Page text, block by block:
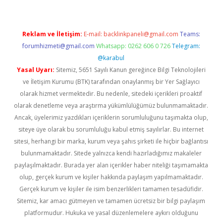
Reklam ve İletişim: E-mail: backlinkpaneli@gmail.com Teams:
forumhizmeti@gmail.com Whatsapp: 0262 606 0 726 Telegram:
@karabul
Yasal Uyarı: Sitemiz, 5651 Sayılı Kanun gereğince Bilgi Teknolojileri
ve İletişim Kurumu (BTK) tarafından onaylanmış bir Yer Sağlayıcı
olarak hizmet vermektedir. Bu nedenle, sitedeki içerikleri proaktif
olarak denetleme veya araştırma yükümlülüğümüz bulunmamaktadır.
Ancak, üyelerimiz yazdıkları içeriklerin sorumluluğunu taşımakta olup,
siteye üye olarak bu sorumluluğu kabul etmiş sayılırlar. Bu internet
sitesi, herhangi bir marka, kurum veya şahıs şirketi ile hiçbir bağlantısı
bulunmamaktadır. Sitede yalnızca kendi hazırladığımız makaleler
paylaşılmaktadır. Burada yer alan içerikler haber niteliği taşımamakta
olup, gerçek kurum ve kişiler hakkında paylaşım yapılmamaktadır.
Gerçek kurum ve kişiler ile isim benzerlikleri tamamen tesadüfidir.
Sitemiz, kar amacı gütmeyen ve tamamen ücretsiz bir bilgi paylaşım
platformudur. Hukuka ve yasal düzenlemelere aykırı olduğunu